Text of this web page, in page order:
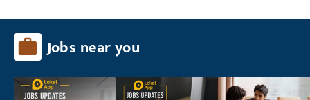
Jobs near you